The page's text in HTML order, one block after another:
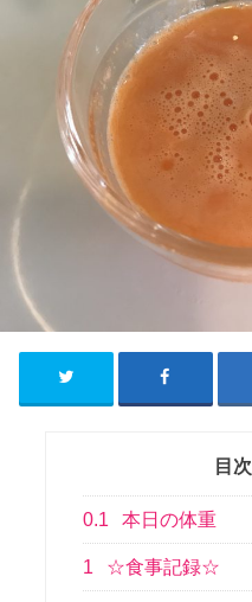
目次
0.1 本日の体重
1 ☆食事記録☆